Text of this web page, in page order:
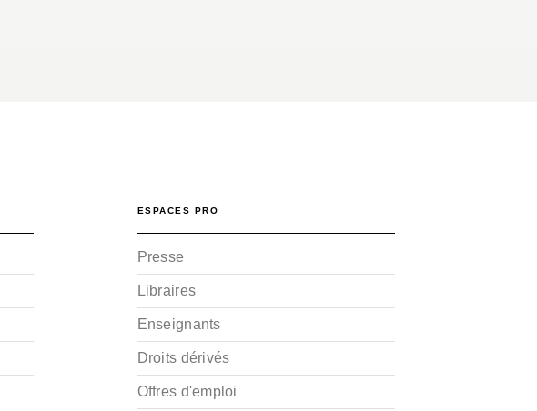
ESPACES PRO
Presse
Libraires
Enseignants
Droits dérivés
Offres d'emploi